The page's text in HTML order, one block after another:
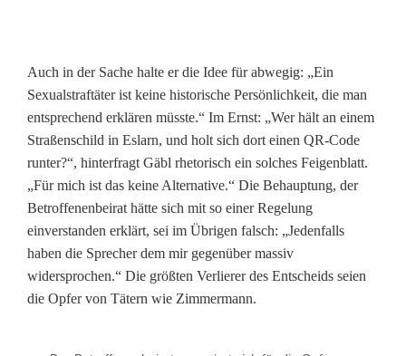
m
a
n
n
Auch in der Sache halte er die Idee für abwegig: „Ein
Sexualstraftäter ist keine historische Persönlichkeit, die man
entsprechend erklären müsste.“ Im Ernst: „Wer hält an einem
Straßenschild in Eslarn, und holt sich dort einen QR-Code
runter?“, hinterfragt Gäbl rhetorisch ein solches Feigenblatt.
„Für mich ist das keine Alternative.“ Die Behauptung, der
Betroffenenbeirat hätte sich mit so einer Regelung
einverstanden erklärt, sei im Übrigen falsch: „Jedenfalls
haben die Sprecher dem mir gegenüber massiv
widersprochen.“ Die größten Verlierer des Entscheids seien
die Opfer von Tätern wie Zimmermann.